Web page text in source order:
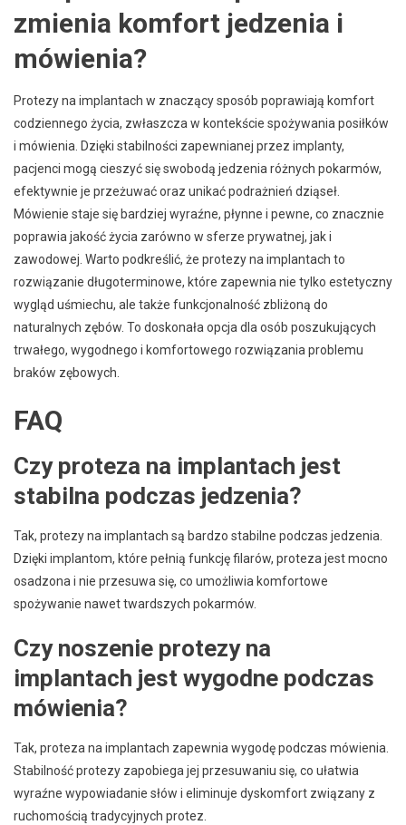
zmienia komfort jedzenia i
mówienia?
Protezy na implantach w znaczący sposób poprawiają komfort
codziennego życia, zwłaszcza w kontekście spożywania posiłków
i mówienia. Dzięki stabilności zapewnianej przez implanty,
pacjenci mogą cieszyć się swobodą jedzenia różnych pokarmów,
efektywnie je przeżuwać oraz unikać podrażnień dziąseł.
Mówienie staje się bardziej wyraźne, płynne i pewne, co znacznie
poprawia jakość życia zarówno w sferze prywatnej, jak i
zawodowej. Warto podkreślić, że protezy na implantach to
rozwiązanie długoterminowe, które zapewnia nie tylko estetyczny
wygląd uśmiechu, ale także funkcjonalność zbliżoną do
naturalnych zębów. To doskonała opcja dla osób poszukujących
trwałego, wygodnego i komfortowego rozwiązania problemu
braków zębowych.
FAQ
Czy proteza na implantach jest
stabilna podczas jedzenia?
Tak, protezy na implantach są bardzo stabilne podczas jedzenia.
Dzięki implantom, które pełnią funkcję filarów, proteza jest mocno
osadzona i nie przesuwa się, co umożliwia komfortowe
spożywanie nawet twardszych pokarmów.
Czy noszenie protezy na
implantach jest wygodne podczas
mówienia?
Tak, proteza na implantach zapewnia wygodę podczas mówienia.
Stabilność protezy zapobiega jej przesuwaniu się, co ułatwia
wyraźne wypowiadanie słów i eliminuje dyskomfort związany z
ruchomością tradycyjnych protez.